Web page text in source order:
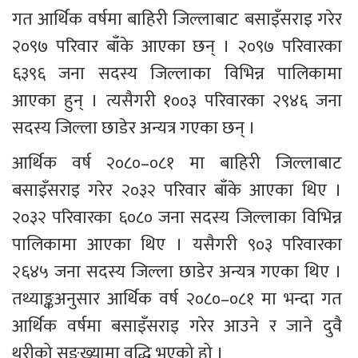
गत आर्थिक वर्षमा बाहिरी जिल्लाबाट बसाइँसराइ गरेर
२०९७ परिवार बाँके आएका छन् । २०९७ परिवारका
६३९६ जना सदस्य जिल्लाका विभिन्न पालिकामा
आएका हुन् । त्यसैगरी १००३ परिवारका २९४६ जना
सदस्य जिल्ला छाडेर अन्यत्र गएका छन् ।
आर्थिक वर्ष २०८०–०८१ मा बाहिरी जिल्लाबाट
बसाइँसराइ गरेर २०३२ परिवार बाँके आएका थिए ।
२०३२ परिवारका ६०८० जना सदस्य जिल्लाका विभिन्न
पालिकामा आएका थिए । यसैगरी ९०३ परिवारका
२६४५ जना सदस्य जिल्ला छाडेर अन्यत्र गएका थिए ।
तथ्याङ्कअनुसार आर्थिक वर्ष २०८०–०८१ मा भन्दा गत
आर्थिक वर्षमा बसाइँसराइ गरेर आउने र जाने दुवै